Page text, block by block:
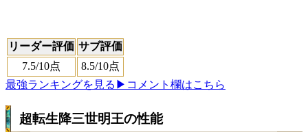
リーダー評価 サブ評価
7.5/10点 8.5/10点
最強ランキングを見る ▶コメント欄はこちら
超転生降三世明王の性能